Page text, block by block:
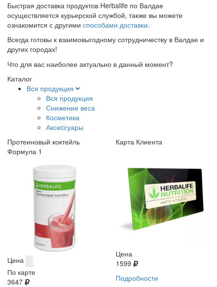
Быстрая доставка продуктов Herbalife по Валдае
осуществляется курьерской службой, также вы можете
ознакомится с другими способами доставки.
Всегда готовы к взаимовыгодному сотрудничеству в Валдае и
других городах!
Что для вас наиболее актуально в данный момент?
Каталог
Вся продукция
Вся продукция
Снижение веса
Косметика
Аксеcсуары
Протеиновый коктейль
Формула 1
Цена
По карте
3647
Карта Клиента
Цена
1599
Подробности